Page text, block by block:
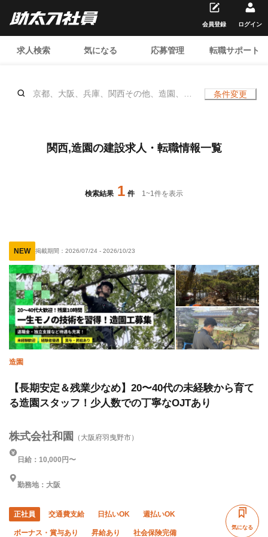
求人検索 気になる 応募管理 転職サポート
会員登録 ログイン
京都、大阪、兵庫、関西その他、造園、、
条件変更
関西,造園の建設求人・転職情報一覧
検索結果 1 件 1~1件を表示
NEW 掲載期間： 2026/07/24 - 2026/10/23
造園
【長期安定＆残業少なめ】20〜40代の未経験から育て
る造園スタッフ！少人数での丁寧なOJTあり
株式会社和園 （大阪府羽曳野市）
日給：10,000円〜
勤務地：大阪
正社員 交通費支給 日払いOK 週払いOK
ボーナス・賞与あり 昇給あり 社会保険完備
気になる